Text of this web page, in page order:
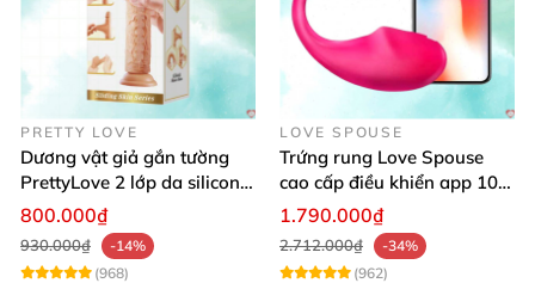
PRETTY LOVE
Dương vật giả gắn tường
PrettyLove 2 lớp da silicon
mềm mịn không rung
800.000₫
930.000₫
-14%
(968)
LOVE SPOUSE
Trứng rung Love Spouse
cao cấp điều khiển app 10
chế độ rung cực khoái toàn
1.790.000₫
2.712.000₫
-34%
(962)